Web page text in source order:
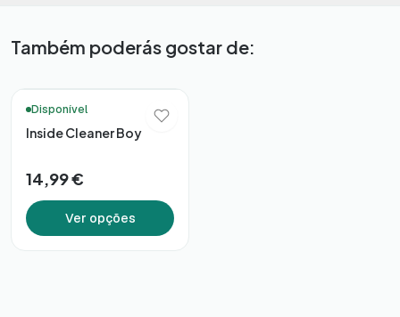
Também poderás gostar de:
Disponível
Inside Cleaner Boy
14,99 €
Ver opções